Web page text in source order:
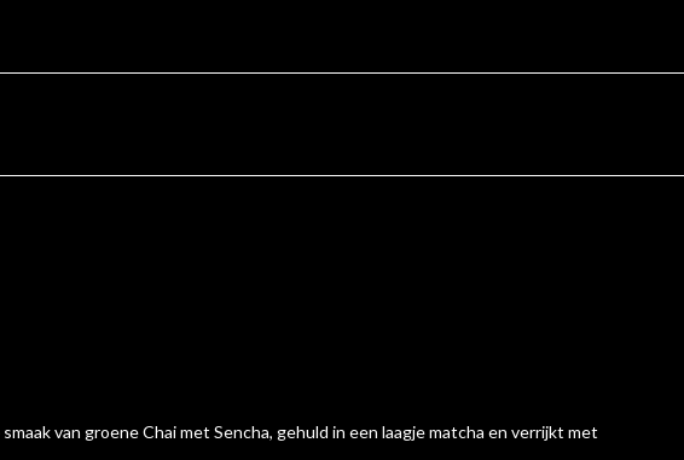
van groene Chai met Sencha, gehuld in een laagje matcha en verrijkt met